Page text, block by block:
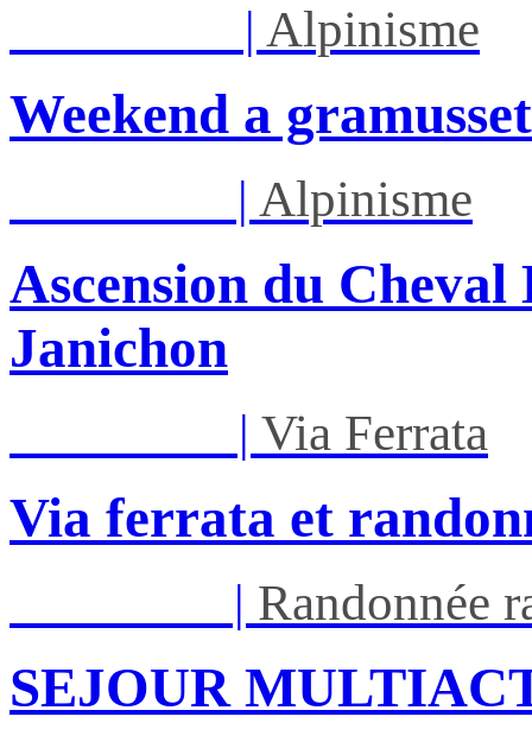
| Alpinisme
Weekend a gramusset
| Alpinisme
Ascension du
Janichon
| Via Ferrata
Via ferrata et
| Randonnée
SEJOUR